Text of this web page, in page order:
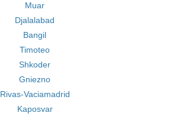
Muar
Djalalabad
Bangil
Timoteo
Shkoder
Gniezno
Rivas-Vaciamadrid
Kaposvar